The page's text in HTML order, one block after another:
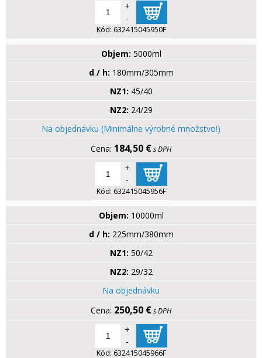
+
-
Kód: 632415045950F
Objem: 5000ml
d / h: 180mm/305mm
NZ1: 45/40
NZ2: 24/29
Na objednávku (Minimálne výrobné množstvo!)
184,50 €s DPH
+
-
Kód: 632415045956F
Objem: 10000ml
d / h: 225mm/380mm
NZ1: 50/42
NZ2: 29/32
Na objednávku
250,50 €s DPH
+
-
Kód: 632415045966F